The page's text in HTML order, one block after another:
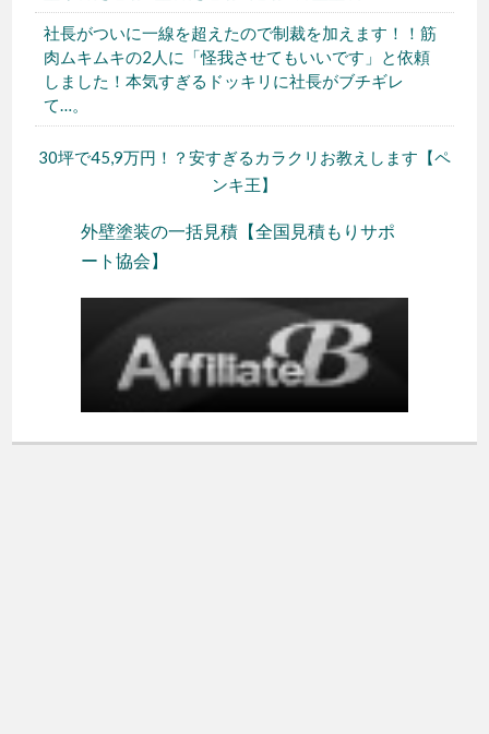
社長がついに一線を超えたので制裁を加えます！！筋
肉ムキムキの2人に「怪我させてもいいです」と依頼
しました！本気すぎるドッキリに社長がブチギレ
て…。
30坪で45,9万円！？安すぎるカラクリお教えします【ペ
ンキ王】
外壁塗装の一括見積【全国見積もりサポ
ート協会】